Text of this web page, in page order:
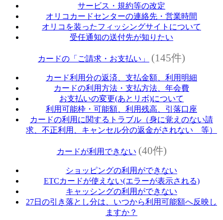
サービス・規約等の改定
オリコカードセンターの連絡先・営業時間
オリコを装ったフィッシングサイトについて
受任通知の送付先が知りたい
カードの「ご請求・お支払い」 (145件)
カード利用分の返済、支払金額、利用明細
カードの利用方法・支払方法、年会費
お支払いの変更(あとリボ)について
利用可能枠・可能額、利用残高、引落口座
カードの利用に関するトラブル（身に覚えのない請
求、不正利用、キャンセル分の返金がされない 等）
カードが利用できない (40件)
ショッピングの利用ができない
ETCカードが使えない(エラーが表示される)
キャッシングの利用ができない
27日の引き落とし分は、いつから利用可能額へ反映し
ますか？